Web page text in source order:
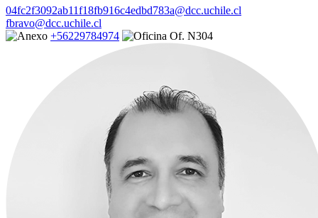
04fc2f3092ab11f18fb916c4edbd783a@dcc.uchile.cl
fbravo@dcc.uchile.cl
+56229784974
Of. N304